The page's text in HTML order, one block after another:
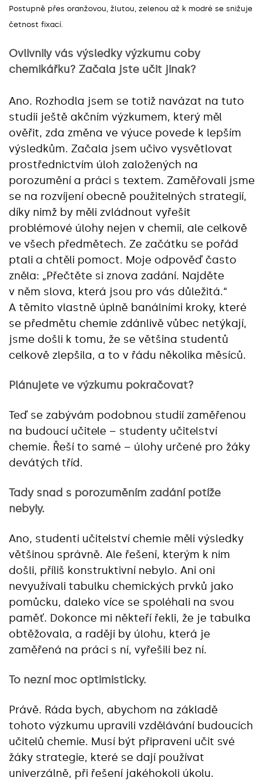
Postupně přes oranžovou, žlutou, zelenou až k modré se snižuje
četnost fixací.
Ovlivnily vás výsledky výzkumu coby
chemikářku? Začala jste učit jinak?
Ano. Rozhodla jsem se totiž navázat na tuto
studii ještě akčním výzkumem, který měl
ověřit, zda změna ve výuce povede k lepším
výsledkům. Začala jsem učivo vysvětlovat
prostřednictvím úloh založených na
porozumění a práci s textem. Zaměřovali jsme
se na rozvíjení obecně použitelných strategií,
díky nimž by měli zvládnout vyřešit
problémové úlohy nejen v chemii, ale celkově
ve všech předmětech. Ze začátku se pořád
ptali a chtěli pomoct. Moje odpověď často
zněla: „Přečtěte si znova zadání. Najděte
v něm slova, která jsou pro vás důležitá.“
A těmito vlastně úplně banálními kroky, které
se předmětu chemie zdánlivě vůbec netýkají,
jsme došli k tomu, že se většina studentů
celkově zlepšila, a to v řádu několika měsíců.
Plánujete ve výzkumu pokračovat?
Teď se zabývám podobnou studií zaměřenou
na budoucí učitele – studenty učitelství
chemie. Řeší to samé – úlohy určené pro žáky
devátých tříd.
Tady snad s porozuměním zadání potíže
nebyly.
Ano, studenti učitelství chemie měli výsledky
většinou správně. Ale řešení, kterým k nim
došli, příliš konstruktivní nebylo. Ani oni
nevyužívali tabulku chemických prvků jako
pomůcku, daleko více se spoléhali na svou
paměť. Dokonce mi někteří řekli, že je tabulka
obtěžovala, a raději by úlohu, která je
zaměřená na práci s ní, vyřešili bez ní.
To nezní moc optimisticky.
Právě. Ráda bych, abychom na základě
tohoto výzkumu upravili vzdělávání budoucích
učitelů chemie. Musí být připraveni učit své
žáky strategie, které se dají používat
univerzálně, při řešení jakéhokoli úkolu.